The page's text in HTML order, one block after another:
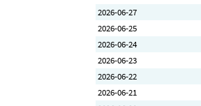
2026-06-27
2026-06-25
2026-06-24
2026-06-23
2026-06-22
2026-06-21